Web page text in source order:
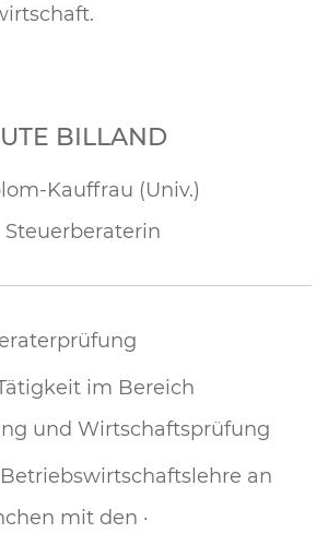
UTE BILLAND
Kauffrau (Univ.)
Steuerberaterin
im Bereich
und Wirtschaftsprüfung
an
mit den ·